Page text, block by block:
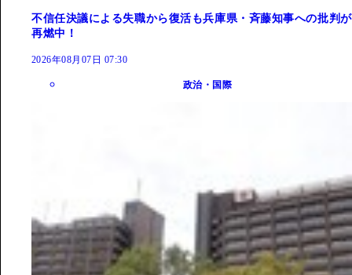
不信任決議による失職から復活も兵庫県・斉藤知事への批判が
再燃中！
2026年08月07日 07:30
政治・国際